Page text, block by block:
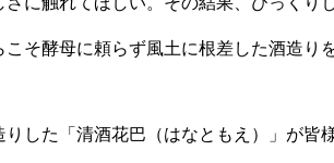
そ酵母に頼らず風土に根差した酒造
した「清酒花巴（はなともえ）」が皆